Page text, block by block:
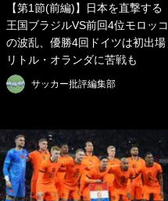
【第1節(前編)】日本を直撃する
王国ブラジルVS前回4位モロッコ
の波乱、優勝4回ドイツは初出場
リトル・オランダに苦戦も
サッカー批評編集部